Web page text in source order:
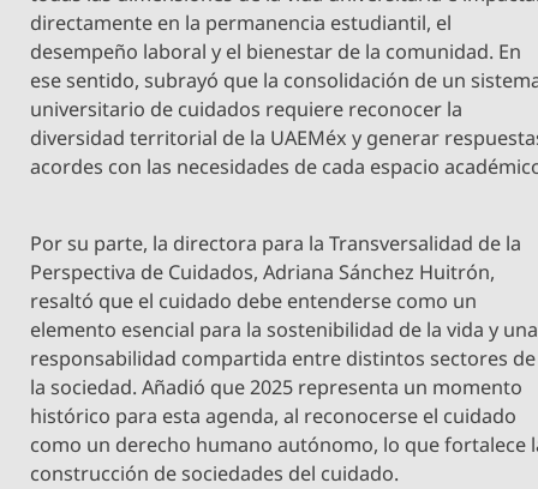
directamente en la permanencia estudiantil, el
desempeño laboral y el bienestar de la comunidad. En
ese sentido, subrayó que la consolidación de un
universitario de cuidados requiere reconocer la
diversidad territorial de la UAEMéx y generar
acordes con las necesidades de cada espacio
Por su parte, la directora para la Transversalidad de la
Perspectiva de Cuidados, Adriana Sánchez Huitrón,
resaltó que el cuidado debe entenderse como un
elemento esencial para la sostenibilidad de la vida y una
responsabilidad compartida entre distintos sectores de
la sociedad. Añadió que 2025 representa un momento
histórico para esta agenda, al reconocerse el cuidado
como un derecho humano autónomo, lo que fortalece
construcción de sociedades del cuidado.